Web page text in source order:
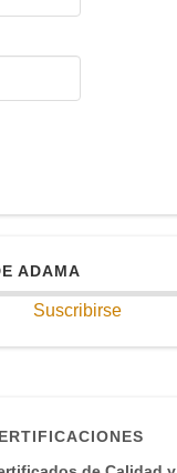
ADAMA
Suscribirse